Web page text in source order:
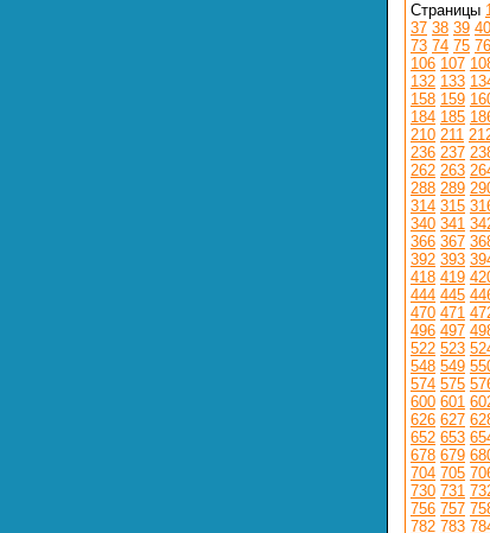
Страницы
37 38 39 40
73 74 75 76
106 107
132 133
158 159
184 185
210 211
236 237
262 263
288 289
314 315
340 341
366 367
392 393
418 419
444 445
470 471
496 497
522 523
548 549
574 575
600 601
626 627
652 653
678 679
704 705
730 731
756 757
782 783